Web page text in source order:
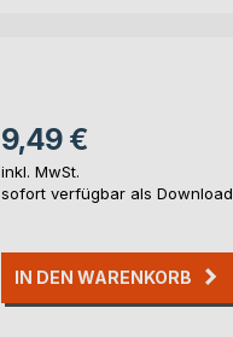
9,49 €
inkl. MwSt.
sofort verfügbar als Download
IN DEN WARENKORB